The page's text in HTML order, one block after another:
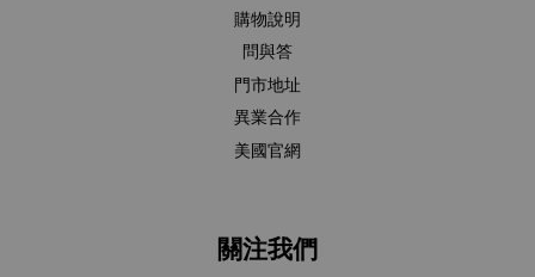
購物說明
問與答
門市地址
異業合作
美國官網
關注我們